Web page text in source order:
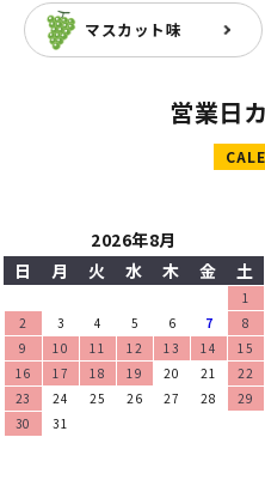
マスカット味
営業日
2026年8月
日
月 火 水 木 金 土
1
2
3 4 5 6 7
8
9
10 11 12 13 14
15
16
17 18 19 20 21
22
23
24 25 26 27 28
29
30
31